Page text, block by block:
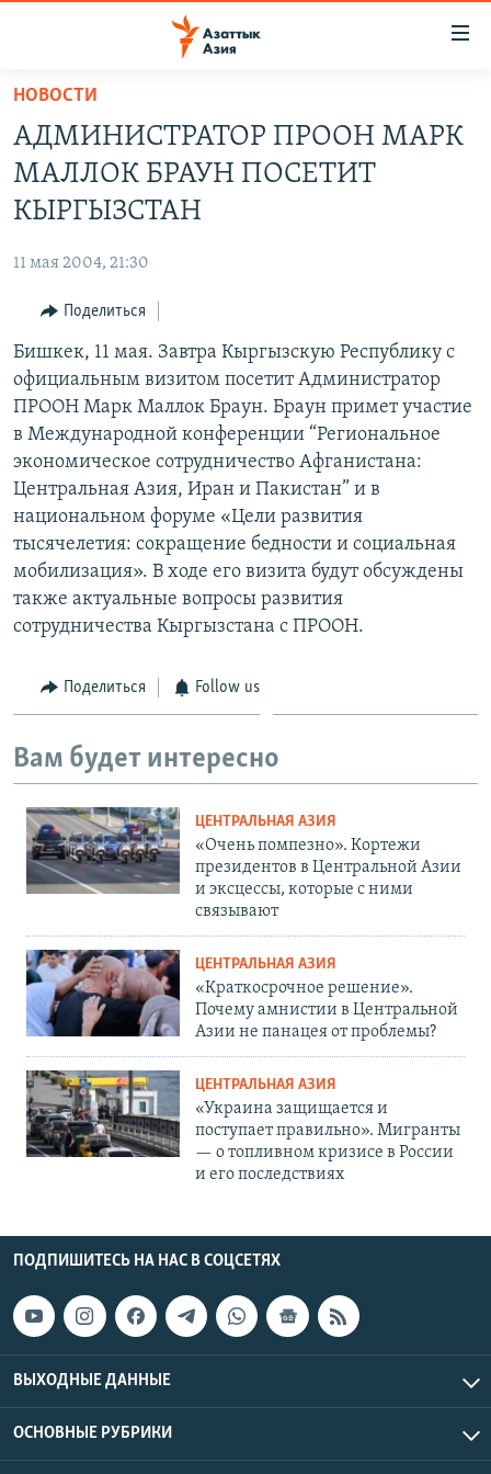
Вернуться
основному
содержанию
Вернутся
главной
Вернутся
поиску
КЫРГЫЗСТАН
ТАДЖИКИСТАН
НОВОСТИ
ВОЙНА В УКРАИНЕ
КЫРГЫЗЧА
ЎЗБЕКЧА
ТОҶИКӢ
TÜRKMENÇE
Все сайты РСЕ/РС
НОВОСТИ
АДМИНИСТРАТОР ПРООН МАРК
МАЛЛОК БРАУН ПОСЕТИТ
КЫРГЫЗСТАН
11 мая 2004, 21:30
Поделиться
Бишкек, 11 мая. Завтра Кыргызскую Республику с
официальным визитом посетит Администратор
ПРООН Марк Маллок Браун. Браун примет участие
в Международной конференции “Региональное
экономическое сотрудничество Афганистана:
Центральная Азия, Иран и Пакистан” и в
национальном форуме «Цели развития
тысячелетия: сокращение бедности и социальная
мобилизация». В ходе его визита будут обсуждены
также актуальные вопросы развития
сотрудничества Кыргызстана с ПРООН.
Поделиться Follow us
Вам будет интересно
ЦЕНТРАЛЬНАЯ АЗИЯ
«Очень помпезно». Кортежи
президентов в Центральной Азии
и эксцессы, которые с ними
связывают
ЦЕНТРАЛЬНАЯ АЗИЯ
«Краткосрочное решение».
Почему амнистии в Центральной
Азии не панацея от проблемы?
ЦЕНТРАЛЬНАЯ АЗИЯ
«Украина защищается и
поступает правильно». Мигранты
— о топливном кризисе в России
и его последствиях
ПОДПИШИТЕСЬ НА НАС В СОЦСЕТЯХ
ВЫХОДНЫЕ ДАННЫЕ
ОСНОВНЫЕ РУБРИКИ